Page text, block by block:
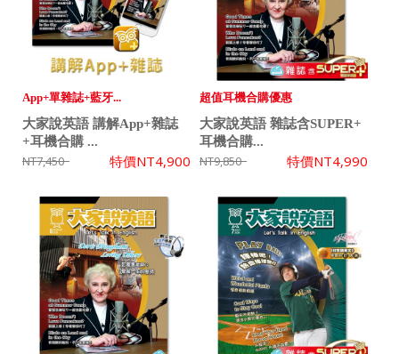
App+單雜誌+藍牙...
大家說英語 講解App+雜誌
+耳機合購 ...
NT7,450 特價NT4,900
超值耳機合購優惠
大家說英語 雜誌含SUPER+
耳機合購...
NT9,850 特價NT4,990